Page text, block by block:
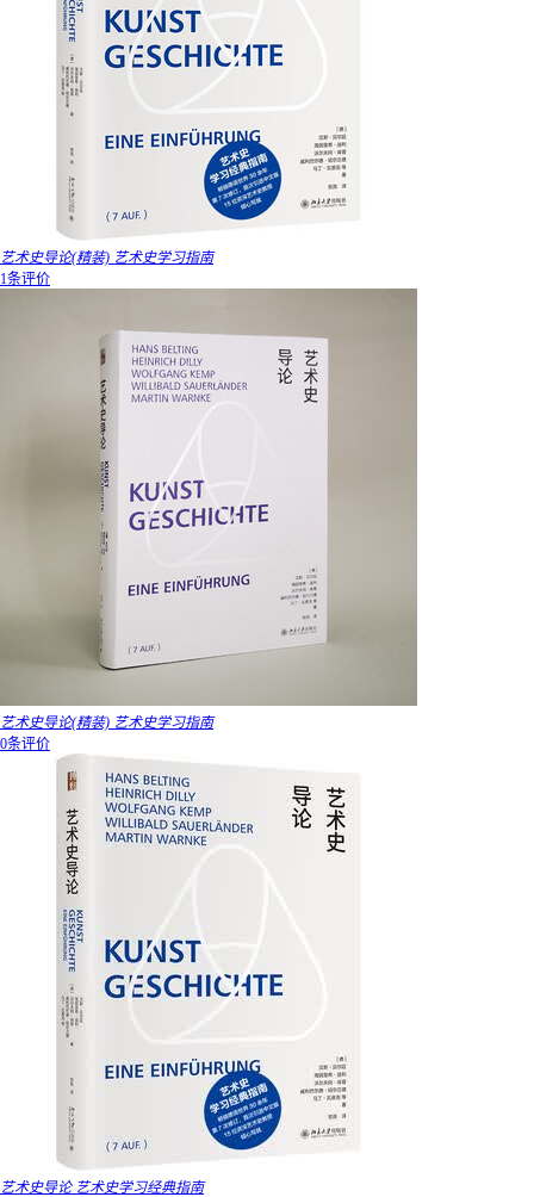
艺术史导论(精装) 艺术史学习指南
1条评价
艺术史导论(精装) 艺术史学习指南
0条评价
艺术史导论 艺术史学习经典指南